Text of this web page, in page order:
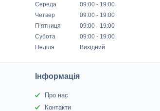
Середа
09:00
19:00
Четвер
09:00
19:00
Пʼятниця
09:00
19:00
Субота
09:00
19:00
Неділя
Вихідний
Інформація
Про нас
Контакти